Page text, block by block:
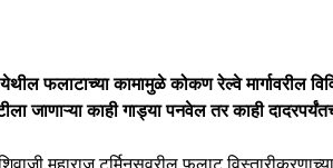
फलाटाच्या कामामुळे कोकण रेल्वे मार्गावरील
जाणाऱ्या काही गाड्या पनवेल तर काही